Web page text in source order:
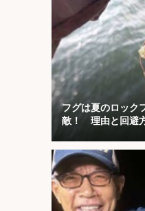
フグは夏のロック
敵！ 理由と回避